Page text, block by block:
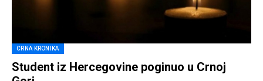
CRNA KRONIKA
Student iz Hercegovine poginuo u Crnoj